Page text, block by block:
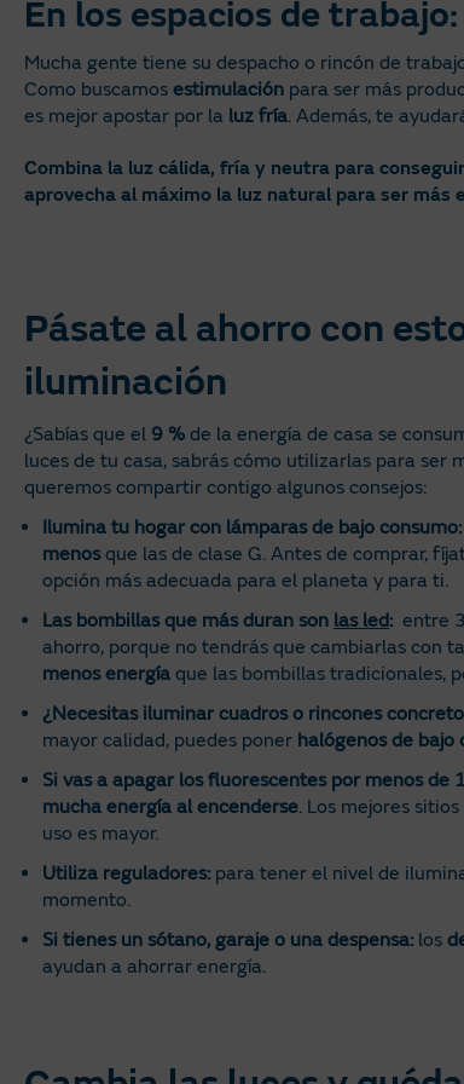
En los espacios de
Mucha gente tiene su despacho o rincón de
Como buscamos estimulación para ser más
es mejor apostar por la luz fría. Además, te
Combina la luz cálida, fría y neutra para
aprovecha al máximo la luz natural para ser
Pásate al ahorro con
iluminación
¿Sabías que el 9 % de la energía de casa se
luces de tu casa, sabrás cómo utilizarlas para
queremos compartir contigo algunos consejos:
Ilumina tu hogar con lámparas de bajo consumo:
menosque las de clase G. Antes de comprar,
opción más adecuada para el planeta y para ti.
Las bombillas que más duran son las led: entre
ahorro, porque no tendrás que cambiarlas con
menos energía que las bombillas tradicionales,
¿Necesitas iluminar cuadros o rincones
mayor calidad, puedes poner halógenos de bajo
Si vas a apagar los fluorescentes por menos de
mucha energía al encenderse. Los mejores
uso es mayor.
Utiliza reguladores: para tener el nivel de
momento.
Si tienes un sótano, garaje o una despensa: los
ayudan a ahorrar energía.